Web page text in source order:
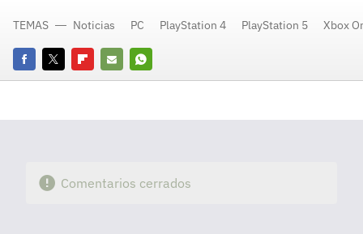
FacebookTwitterFlipboard
E-
Whatsapp
TEMAS Noticias PC PlayStation 4 PlayStation 5 Xbox
Comentarios cerrados